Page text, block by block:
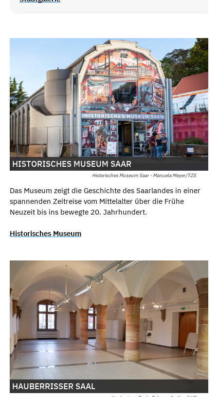
Historisches Museum Saar - Manuela Meyer/TZS
HISTORISCHES MUSEUM SAAR
Das Museum zeigt die Geschichte des Saarlandes in einer
spannenden Zeitreise vom Mittelalter über die Frühe
Neuzeit bis ins bewegte 20. Jahrhundert.
Historisches Museum
HAUBERRISSER SAAL